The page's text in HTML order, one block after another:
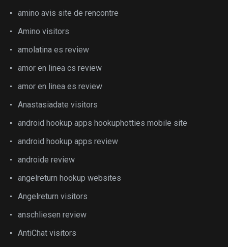
amino avis site de rencontre
Amino visitors
amolatina es review
amor en linea cs review
amor en linea es review
Anastasiadate visitors
android hookup apps hookuphotties mobile site
android hookup apps review
androide review
angelreturn hookup websites
Angelreturn visitors
anschliesen review
AntiChat visitors